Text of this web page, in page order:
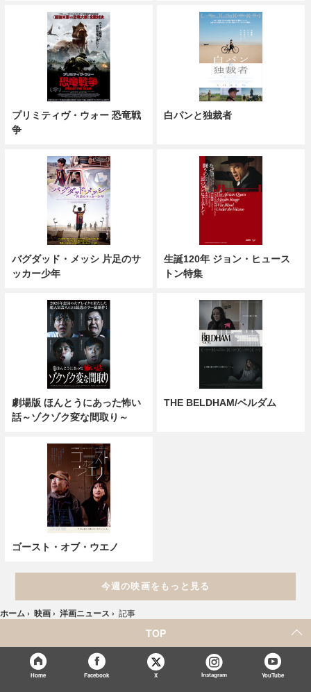
プリミティヴ・ウォー 恐竜戦
争
白パンと独裁者
バグダッド・メッシ 片足のサ
ッカー少年
生誕120年 ジョン・ヒュース
トン特集
劇場版 ほんとうにあった怖い
話～ゾクゾク変な間取り～
THE BELDHAM/ベルダム
ゴースト・オブ・ウエノ
今週の映画をもっと見る
ホーム › 映画 › 洋画ニュース › 記事
TOP
Home Facebook X Instagram YouTube